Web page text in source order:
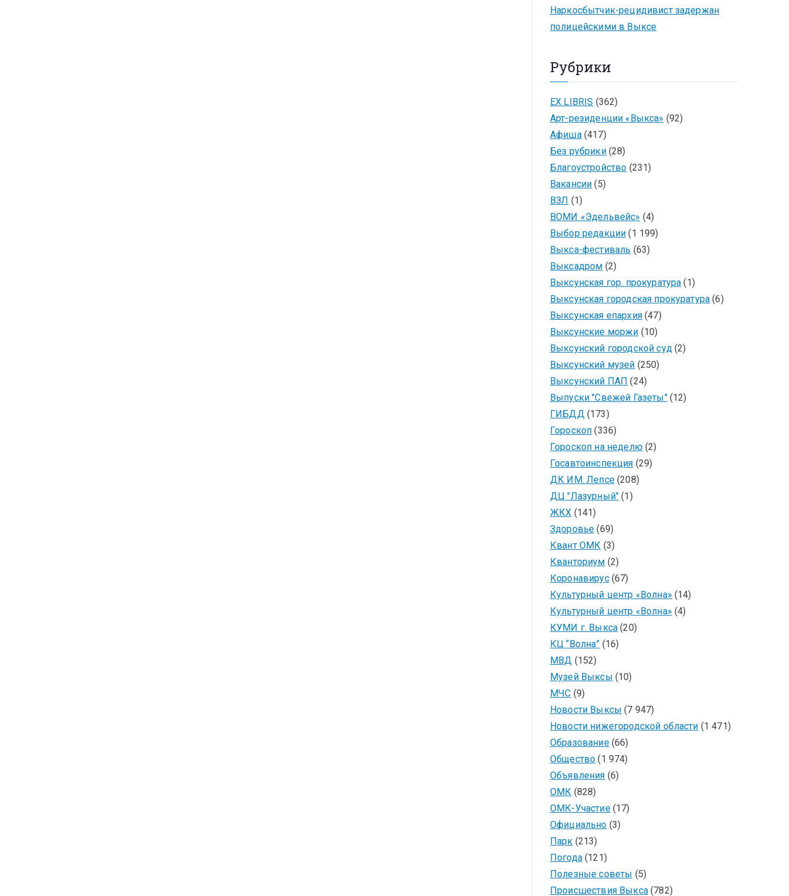
Наркосбытчик-рецидивист задержан
полицейскими в Выксе
Рубрики
EX LIBRIS (362)
Арт-резиденции «Выкса» (92)
Афиша(417)
Без рубрики(28)
Благоустройство (231)
Вакансии (5)
ВЗЛ (1)
ВОМИ «Эдельвейс» (4)
Выбор редакции (1 199)
Выкса-фестиваль (63)
Выксадром (2)
Выксунская гор. прокуратура (1)
Выксунская городская прокуратура (6)
Выксунская епархия(47)
Выксунские моржи (10)
Выксунский городской суд(2)
Выксунский музей (250)
Выксунский ПАП (24)
Выпуски "Свежей Газеты"(12)
ГИБДД(173)
Гороскоп (336)
Гороскоп на неделю(2)
Госавтоинспекция (29)
ДК ИМ. Лепсе(208)
ДЦ "Лазурный" (1)
ЖКХ (141)
Здоровье (69)
Квант ОМК (3)
Кванториум (2)
Коронавирус(67)
Культурный центр «Волна» (14)
Культурный центр «Волна» (4)
КУМИ г. Выкса (20)
КЦ “Волна” (16)
МВД (152)
Музей Выксы (10)
МЧС (9)
Новости Выксы (7 947)
Новости нижегородской области (1 471)
Образование(66)
Общество (1 974)
Объявления (6)
ОМК (828)
ОМК-Участие(17)
Официально (3)
Парк (213)
Погода(121)
Полезные советы (5)
Происшествия Выкса(782)